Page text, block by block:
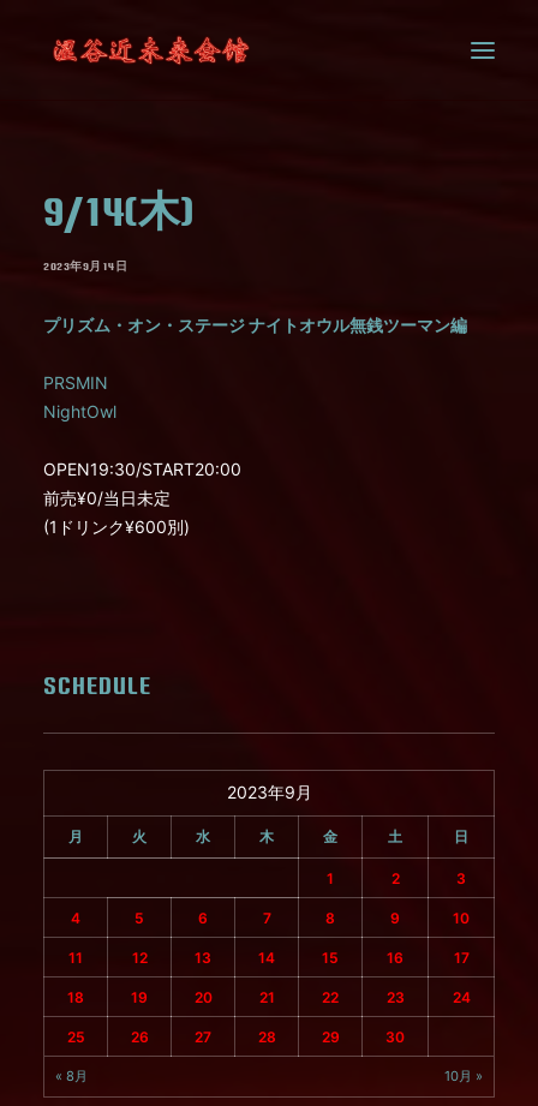
CONTACT9/14(木)
2023年9月14日
プリズム・オン・ステージ ナイトオウル無銭ツーマン編
PRSMIN
NightOwl
OPEN19:30/START20:00
前売¥0/当日未定
(1ドリンク¥600別)
SCHEDULE
2023年9月
月 火 水 木 金 土 日
1 2 3
4 5 6 7 8 9 10
11 12 13 14 15 16 17
18 19 20 21 22 23 24
25 26 27 28 29 30
« 8月 10月 »